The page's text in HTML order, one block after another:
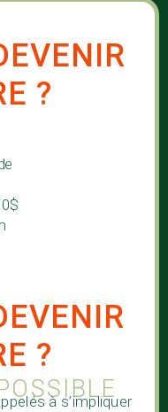
?
?
à s’impliquer